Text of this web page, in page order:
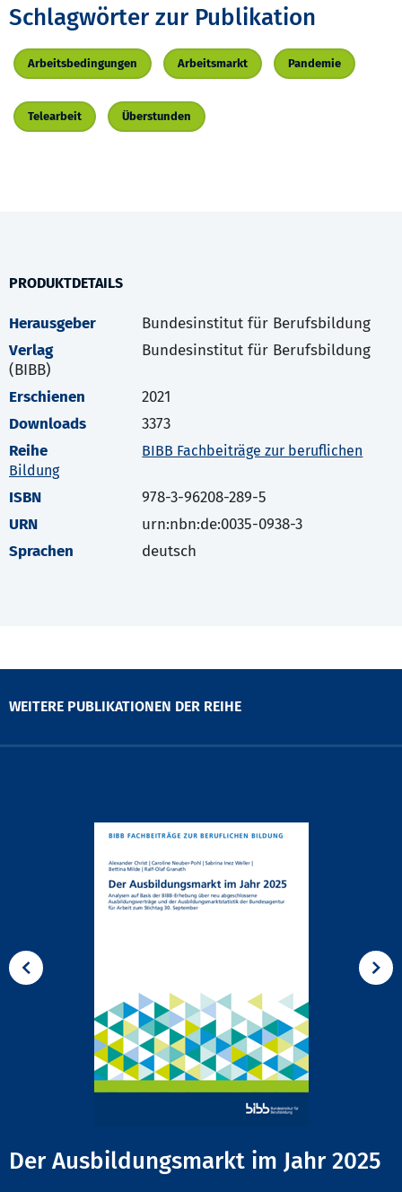
Schlagwörter zur Publikation
Arbeitsbedingungen Arbeitsmarkt Pandemie
Telearbeit Überstunden
PRODUKTDETAILS
Herausgeber
Bundesinstitut für Berufsbildung
Verlag
Bundesinstitut für Berufsbildung
(BIBB)
Erschienen
2021
Downloads
3373
Reihe
BIBB Fachbeiträge zur beruflichen
Bildung
ISBN
978-3-96208-289-5
URN
urn:nbn:de:0035-0938-3
Sprachen
deutsch
WEITERE PUBLIKATIONEN DER REIHE
Der Ausbildungsmarkt im Jahr 2025